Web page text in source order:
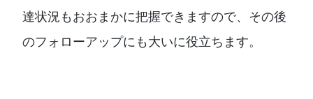
達状況もおおまかに把握できますので、その後
のフォローアップにも大いに役立ちます。